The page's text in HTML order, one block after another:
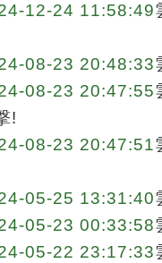
12-24 11:58:49
08-23 20:48:33
08-23 20:47:55
!
08-23 20:47:51
05-25 13:31:40
05-23 00:33:58
05-22 23:17:33